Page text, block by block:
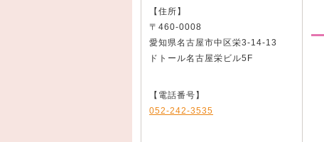
【住所】
〒460-0008
愛知県名古屋市中区栄3-14-13
ドトール名古屋栄ビル5F
【電話番号】
052-242-3535